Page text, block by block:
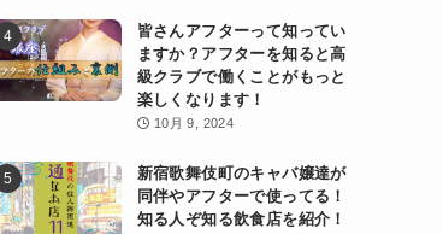
皆さんアフターって知ってい
ますか？アフターを知ると高
級クラブで働くことがもっと
楽しくなります！
10月 9, 2024
新宿歌舞伎町のキャバ嬢達が
同伴やアフターで使ってる！
知る人ぞ知る飲食店を紹介！